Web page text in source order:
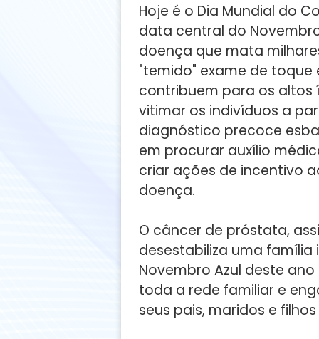
Hoje é o Dia Mundial do
data central do
doença que mata
"temido" exame de
contribuem para os
vitimar os indivíduos a
diagnóstico precoce
em procurar auxílio
criar ações de incentivo
doença.
O câncer de próstata,
desestabiliza uma família
Novembro Azul deste
toda a rede familiar e
seus pais, maridos e